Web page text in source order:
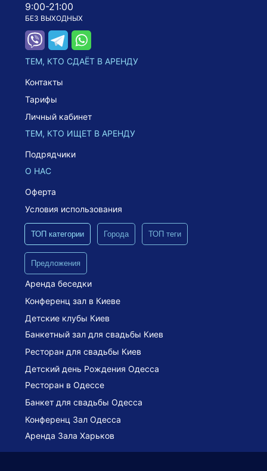
9:00-21:00
БЕЗ ВЫХОДНЫХ
ТЕМ, КТО СДАЁТ В АРЕНДУ
Контакты
Тарифы
Личный кабинет
ТЕМ, КТО ИЩЕТ В АРЕНДУ
Подрядчики
О НАС
Оферта
Условия использования
ТОП категории Города ТОП теги
Предложения
Аренда беседки
Конференц зал в Киеве
Детские клубы Киев
Банкетный зал для свадьбы Киев
Ресторан для свадьбы Киев
Детский день Рождения Одесса
Ресторан в Одессе
Банкет для свадьбы Одесса
Конференц Зал Одесса
Аренда Зала Харьков